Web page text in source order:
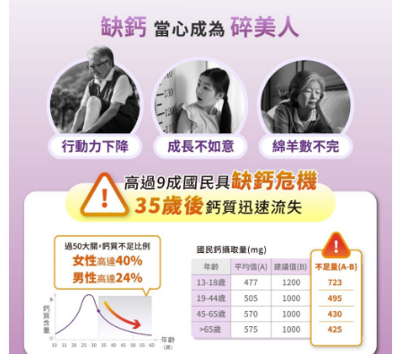
1.本服務係由「台灣大哥大股份有限公司」（以下簡稱本公司）所提供，讓
用戶於交易時，得透過本服務購買商品或服務，並由商店將買賣／分期付款
買賣價金債權讓與本公司後，依約使用本公司帳單繳交帳款。
2.基於同意付款使用「大哥付你分期」之契約關係目的，商店將以您的個人
資料（包含姓名、電話或地址）提供予台灣大哥大進項蒐集、處理及利用，
由本公司與您本人進行分期帳單所需資料之確認、核對及更正。
3.完整用戶服務條款，請詳閱以下連結：https://oppay.tw/userRule
３．收到繳費通知簡訊後14天內，點擊此簡訊中的連結，可透過四大超商／
ATM／網路銀行／等多元方式進行付款，方視為交易完成。
※ 請注意：結帳手續完成當下不需立刻繳費，但若您需要取消訂單，請聯絡
購買商品的店家。未經商家同意取消之訂單仍視為有效，需透過AFTEE先享
後付繳納相關費用。
※ 交易是否成功請以「AFTEE先享後付 」之結帳頁面顯示為準，若有關於
是否繳費成功／繳費後需取消欲退款等相關疑問，請聯繫「AFTEE先享後付
客戶支援中心」https://netprotections.freshdesk.com/support/home
１．透過由恩沛科技股份有限公司提供之「AFTEE先享後付」服務完成之交
易，需依本服務之必要範圍內提供個人資料，並將交易相關給付款項請求債
權轉讓予恩沛科技股份有限公司。
２．關於個人資料處理事宜，請瀏覽以下網址：
https://aftee.tw/terms/#terms3
３．未成年的使用者請事先徵得法定代理人或監護人之同意方可使用
「AFTEE先享後付」，若未經同意申辦者引起之損失，本公司不負相關責
４．使用「AFTEE先享後付」時，將依據個別帳號之用戶狀況，依本公司即
時審查核予不同之上限額度；若仍有額度不足之情形，本公司將視審查結果
請求用戶進行身份認證。
每筆NT$65，滿NT$799(含以上)免運費
付款後7-11取貨
每筆NT$65，滿NT$799(含以上)免運費
大榮宅配
每筆NT$80，滿NT$999(含以上)免運費